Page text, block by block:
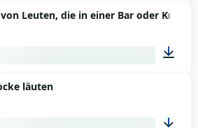
00:18
von Leuten, die in einer Bar oder Kneipe
läuten